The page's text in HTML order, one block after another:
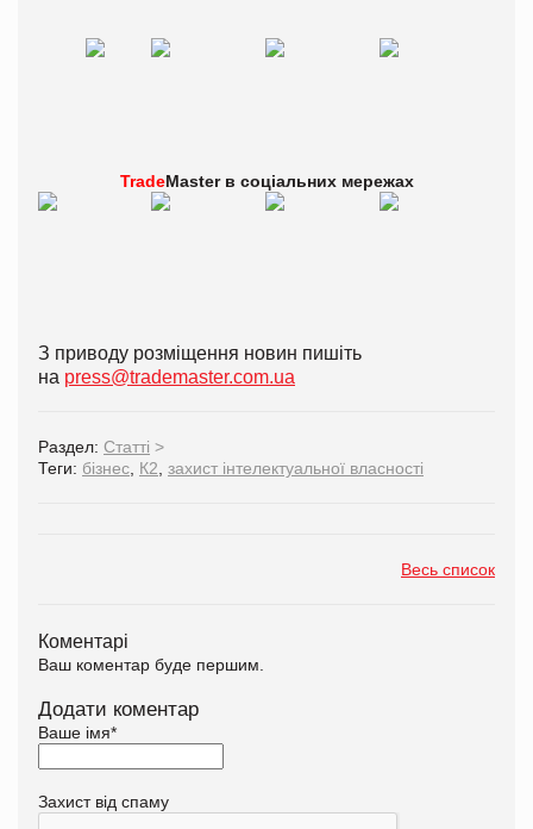
TradeMaster в соціальних мережах
З приводу розміщення новин пишіть
на press@trademaster.com.ua
Раздел: Статті >
Теги: бізнес К2 захист інтелектуальної власності
Весь список
Коментарі
Ваш коментар буде першим.
Додати коментар
Ваше імя*
Захист від спаму